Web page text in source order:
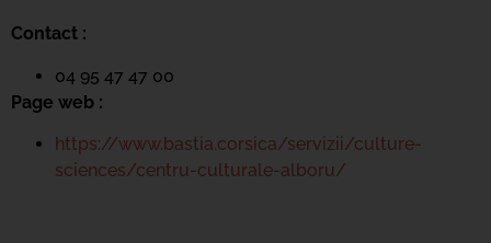
Contact :
04 95 47 47 00
Page web :
https://www.bastia.corsica/servizii/culture-
sciences/centru-culturale-alboru/